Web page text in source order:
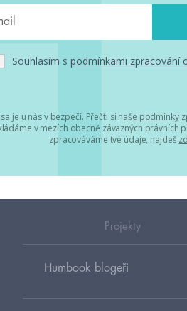
Souhlasím s podmínkami zpracování
je u nás v bezpečí. Přečti si naše podmínky
v mezích obecně závazných právních
zpracováváme tvé údaje, najdeš
Projekty
Humbook blogeři